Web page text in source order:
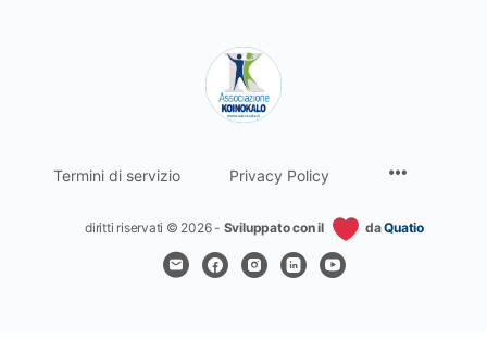
Termini di servizio Privacy Policy
diritti riservati © 2026 - Sviluppato con il daQuatio